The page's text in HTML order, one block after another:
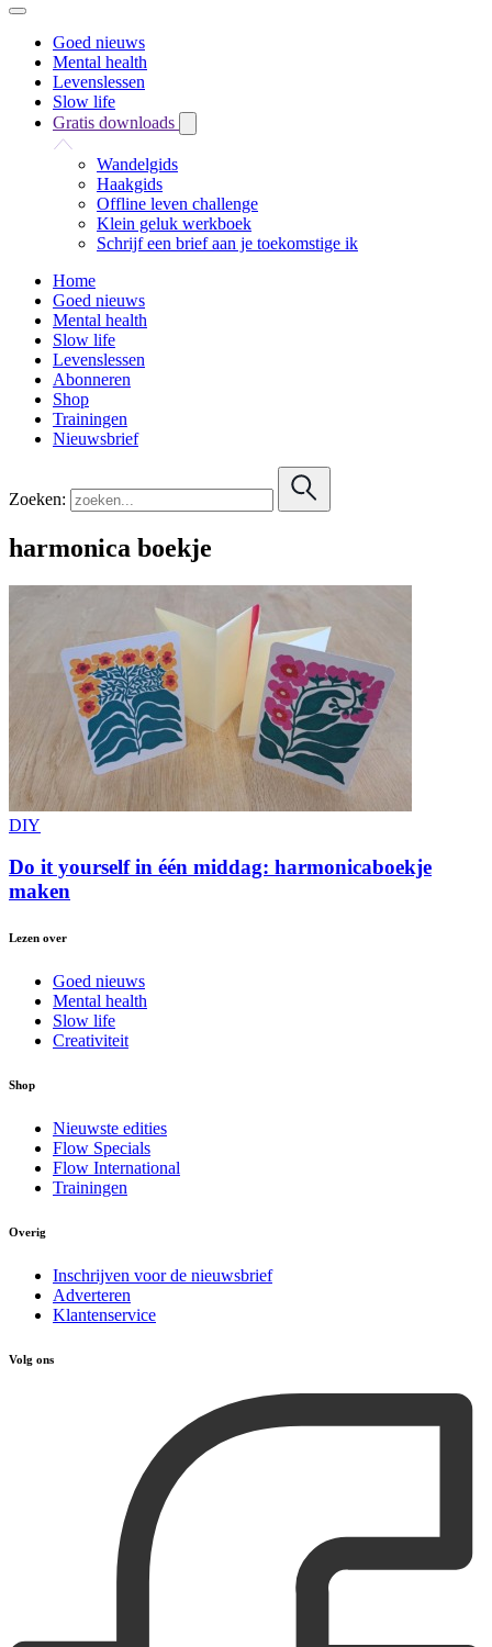
Goed nieuws
Mental health
Levenslessen
Slow life
Gratis downloads
Wandelgids
Haakgids
Offline leven challenge
Klein geluk werkboek
Schrijf een brief aan je toekomstige ik
Home
Goed nieuws
Mental health
Slow life
Levenslessen
Abonneren
Shop
Trainingen
Nieuwsbrief
Zoeken:
harmonica boekje
DIY
Do it yourself in één middag: harmonicaboekje
maken
Lezen over
Goed nieuws
Mental health
Slow life
Creativiteit
Shop
Nieuwste edities
Flow Specials
Flow International
Trainingen
Overig
Inschrijven voor de nieuwsbrief
Adverteren
Klantenservice
Volg ons